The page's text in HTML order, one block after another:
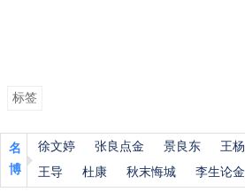
标签
名
博
徐文婷 张良点金 景良东 王杨
王导
杜康 秋末悔城 李生论金